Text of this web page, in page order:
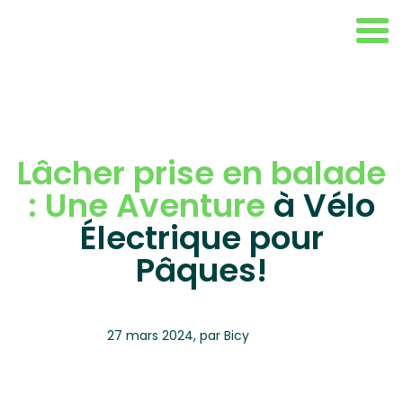
Lâcher prise en balade
: Une Aventure à Vélo
Électrique pour
Pâques!
27 mars 2024, par Bicy